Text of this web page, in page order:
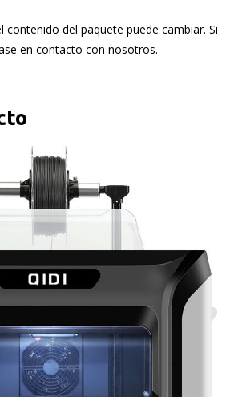
contenido del paquete puede cambiar. Si
en contacto con nosotros.